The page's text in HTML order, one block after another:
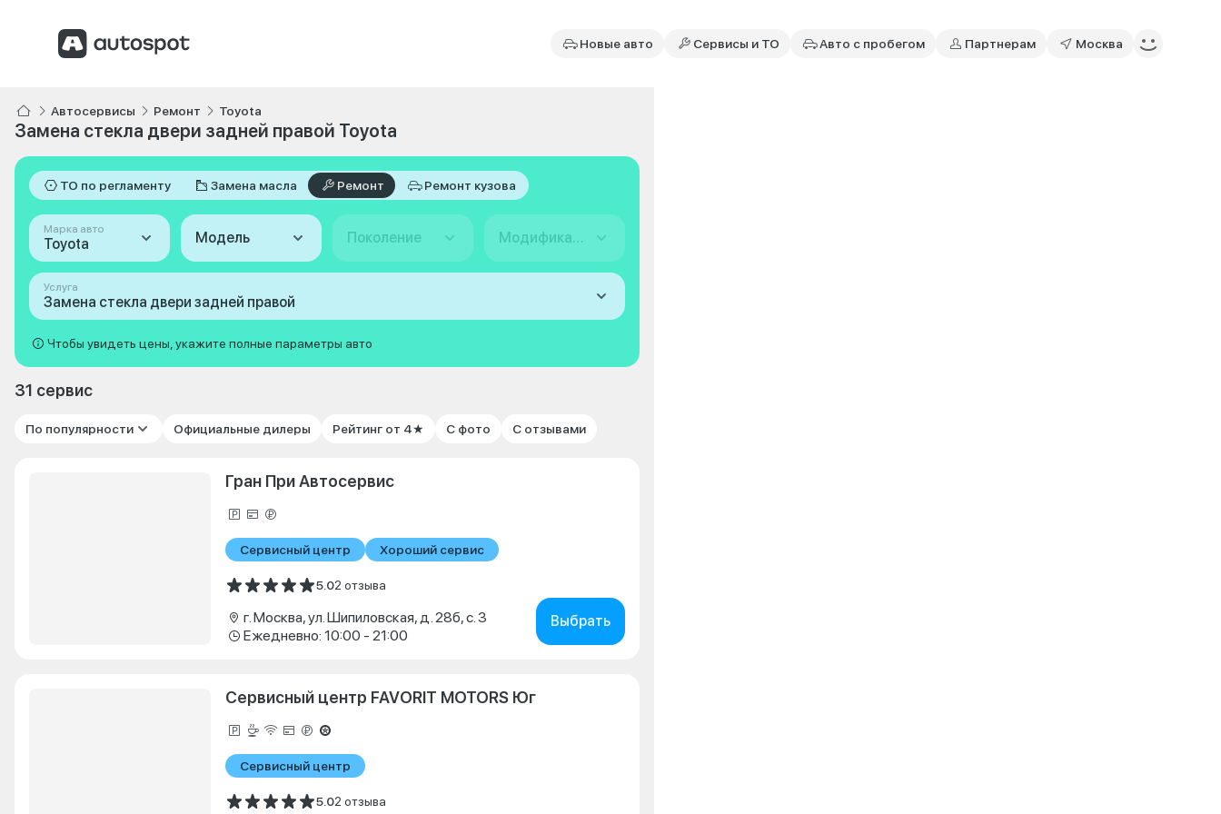
Новые авто Сервисы и ТО Авто с пробегом Партнерам Москва
Автосервисы Ремонт Toyota
Замена стекла двери задней правой Toyota
ТО по регламенту Замена масла Ремонт Ремонт кузова
Марка авто
Toyota Модель Поколение Модификация
Услуга
Замена стекла двери задней правой
Чтобы увидеть цены, укажите полные параметры авто
31 сервис
По популярности Официальные дилеры Рейтинг от 4★ С фото С отзывами
Гран При Автосервис
Сервисный центр Хороший сервис
5.02 отзыва
г. Москва, ул. Шипиловская, д. 28б, с. 3
Ежедневно: 10:00 - 21:00
Выбрать
Сервисный центр FAVORIT MOTORS Юг
Сервисный центр
5.02 отзыва